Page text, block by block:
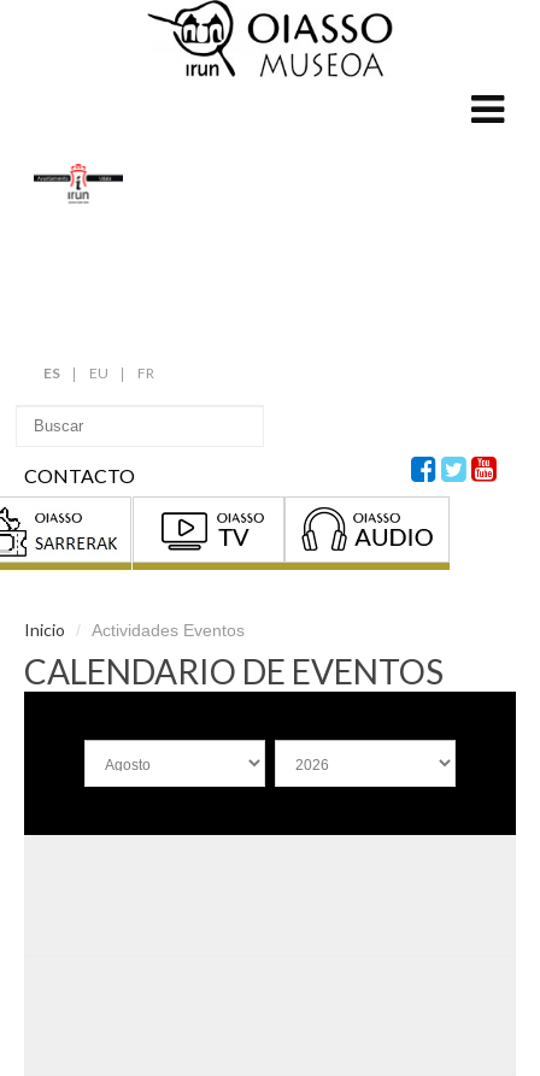
ES EU FR
CONTACTO
Inicio / Actividades Eventos
CALENDARIO DE EVENTOS